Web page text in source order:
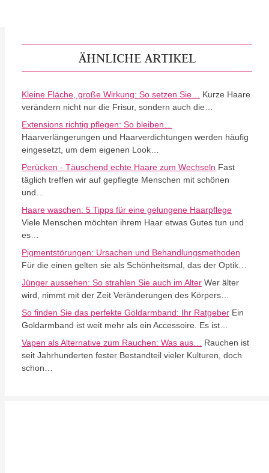
ÄHNLICHE ARTIKEL
Kleine Fläche, große Wirkung: So setzen Sie…
Kurze Haare
verändern nicht nur die Frisur, sondern auch die…
Extensions richtig pflegen: So bleiben…
Haarverlängerungen und Haarverdichtungen werden häufig
eingesetzt, um dem eigenen Look…
Perücken - Täuschend echte Haare zum Wechseln Fast
täglich treffen wir auf gepflegte Menschen mit schönen
und…
Haare waschen: 5 Tipps für eine gelungene Haarpflege
Viele Menschen möchten ihrem Haar etwas Gutes tun und
es…
Pigmentstörungen: Ursachen und Behandlungsmethoden
Für die einen gelten sie als Schönheitsmal, das der Optik…
Jünger aussehen: So strahlen Sie auch im Alter Wer älter
wird, nimmt mit der Zeit Veränderungen des Körpers…
So finden Sie das perfekte Goldarmband: Ihr Ratgeber Ein
Goldarmband ist weit mehr als ein Accessoire. Es ist…
Vapen als Alternative zum Rauchen: Was aus…
Rauchen ist
seit Jahrhunderten fester Bestandteil vieler Kulturen, doch
schon…